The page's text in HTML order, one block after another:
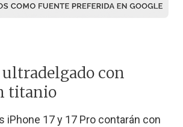
con
titanio
iPhone 17 y 17 Pro contarán con